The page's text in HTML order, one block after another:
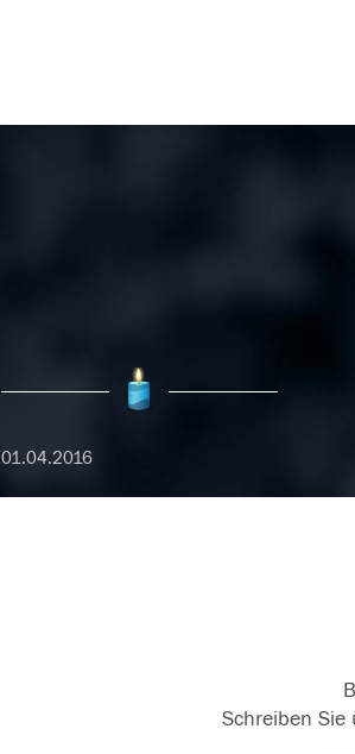
01.04.2016
Schreiben